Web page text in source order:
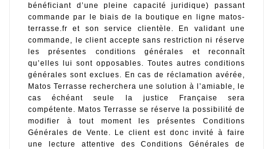
bénéficiant d’une pleine capacité juridique) passant
commande par le biais de la boutique en ligne matos-
terrasse.fr et son service clientèle. En validant une
commande, le client accepte sans restriction ni réserve
les présentes conditions générales et reconnaît
qu’elles lui sont opposables. Toutes autres conditions
générales sont exclues. En cas de réclamation avérée,
Matos Terrasse recherchera une solution à l’amiable, le
cas échéant seule la justice Française sera
compétente. Matos Terrasse se réserve la possibilité de
modifier à tout moment les présentes Conditions
Générales de Vente. Le client est donc invité à faire
une lecture attentive des Conditions Générales de